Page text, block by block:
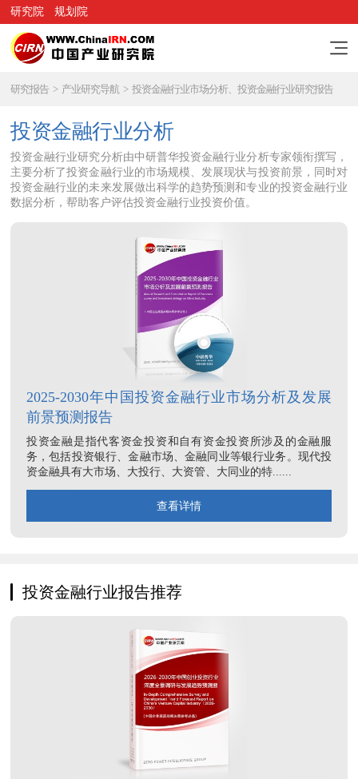
研究院 规划院
研究报告 > 产业研究导航 > 投资金融行业市场分析、投资金融行业研究报告
投资金融行业分析
投资金融行业研究分析由中研普华投资金融行业分析专家领衔撰写，
主要分析了投资金融行业的市场规模、发展现状与投资前景，同时对
投资金融行业的未来发展做出科学的趋势预测和专业的投资金融行业
数据分析，帮助客户评估投资金融行业投资价值。
2025-2030年中国投资金融行业市场分析及发展
前景预测报告
投资金融是指代客资金投资和自有资金投资所涉及的金融服
务，包括投资银行、金融市场、金融同业等银行业务。现代投
资金融具有大市场、大投行、大资管、大同业的特......
查看详情
投资金融行业报告推荐